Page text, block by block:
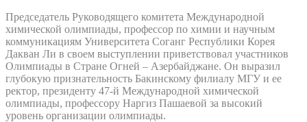
Председатель Руководящего комитета Международной
химической олимпиады, профессор по химии и научным
коммуникациям Университета Соганг Республики Корея
Дакван Ли в своем выступлении приветствовал участников
Олимпиады в Стране Огней – Азербайджане. Он выразил
глубокую признательность Бакинскому филиалу МГУ и ее
ректор, президенту 47-й Международной химической
олимпиады, профессору Наргиз Пашаевой за высокий
уровень организации олимпиады.